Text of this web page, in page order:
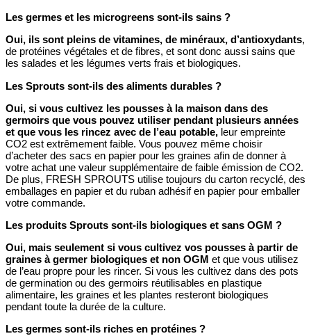
Les germes et les microgreens sont-ils sains ?
Oui, ils sont pleins de vitamines, de minéraux, d’antioxydants,
de protéines végétales et de fibres, et sont donc aussi sains que
les salades et les légumes verts frais et biologiques.
Les Sprouts sont-ils des aliments durables ?
Oui, si vous cultivez les pousses à la maison dans des
germoirs que vous pouvez utiliser pendant plusieurs années
et que vous les rincez avec de l’eau potable, leur empreinte
CO2 est extrêmement faible. Vous pouvez même choisir
d’acheter des sacs en papier pour les graines afin de donner à
votre achat une valeur supplémentaire de faible émission de CO2.
De plus, FRESH SPROUTS utilise toujours du carton recyclé, des
emballages en papier et du ruban adhésif en papier pour emballer
votre commande.
Les produits Sprouts sont-ils biologiques et sans OGM ?
Oui, mais seulement si vous cultivez vos pousses à partir de
graines à germer biologiques et non OGM et que vous utilisez
de l’eau propre pour les rincer. Si vous les cultivez dans des pots
de germination ou des germoirs réutilisables en plastique
alimentaire, les graines et les plantes resteront biologiques
pendant toute la durée de la culture.
Les germes sont-ils riches en protéines ?